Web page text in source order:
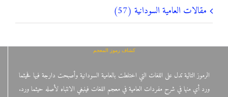
مقالات العامية السودانية (57)
كشاف رموز المعجم
الرموز التالية تدل على اللغات التي اختلطت بالعامية السودانية وأصبحت دارجة فيها فحيثما
ورد أي منها في شرح مفردات العامية في معجم اللغات فينبغي الانتباه لأصله حيثما ورد.